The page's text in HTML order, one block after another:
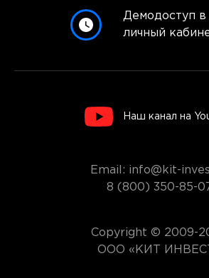
Демодоступ в
личный
Наш канал на
Email: info@kit-
8 (800) 350-85-
Copyright © 2009-
ООО «КИТ